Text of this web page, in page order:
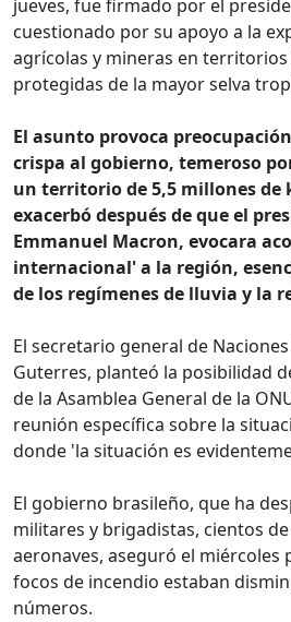
jueves, fue firmado por el
cuestionado por su apoyo a la
agrícolas y mineras en territorios
protegidas de la mayor selva
El asunto provoca
crispa al gobierno, temeroso
un territorio de 5,5 millones de
exacerbó después de que el
Emmanuel Macron, evocara
internacional' a la región,
de los regímenes de lluvia y la
El secretario general de
Guterres, planteó la posibilidad
de la Asamblea General de la
reunión específica sobre la
donde 'la situación es
El gobierno brasileño, que ha
militares y brigadistas, cientos
aeronaves, aseguró el miércoles
focos de incendio estaban
números.